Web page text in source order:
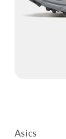
Asics